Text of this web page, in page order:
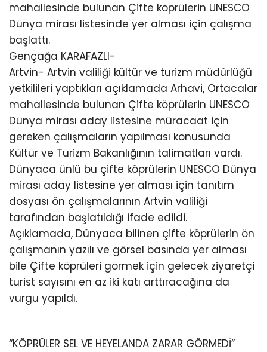
mahallesinde bulunan Çifte köprülerin UNESCO
Dünya mirası listesinde yer alması için çalışma
başlattı.
Gençağa KARAFAZLI-
Artvin- Artvin valiliği kültür ve turizm müdürlüğü
yetkilileri yaptıkları açıklamada Arhavi, Ortacalar
mahallesinde bulunan Çifte köprülerin UNESCO
Dünya mirası aday listesine müracaat için
gereken çalışmaların yapılması konusunda
Kültür ve Turizm Bakanlığının talimatları vardı.
Dünyaca ünlü bu çifte köprülerin UNESCO Dünya
mirası aday listesine yer alması için tanıtım
dosyası ön çalışmalarının Artvin valiliği
tarafından başlatıldığı ifade edildi.
Açıklamada, Dünyaca bilinen çifte köprülerin ön
çalışmanın yazılı ve görsel basında yer alması
bile Çifte köprüleri görmek için gelecek ziyaretçi
turist sayısını en az iki katı arttıracağına da
vurgu yapıldı.
“KÖPRÜLER SEL VE HEYELANDA ZARAR GÖRMEDİ”